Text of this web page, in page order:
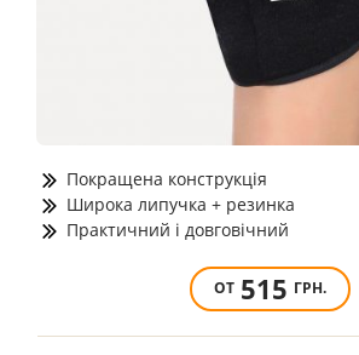
Покращена конструкція
Широка липучка + резинка
Практичний і довговічний
ОТ 515 ГРН.